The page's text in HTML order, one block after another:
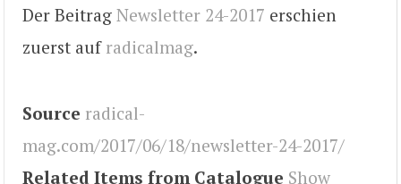
Der Beitrag Newsletter 24-2017 erschien
zuerst auf radicalmag.
Source radical-
mag.com/2017/06/18/newsletter-24-2017/
Related Items from Catalogue Show